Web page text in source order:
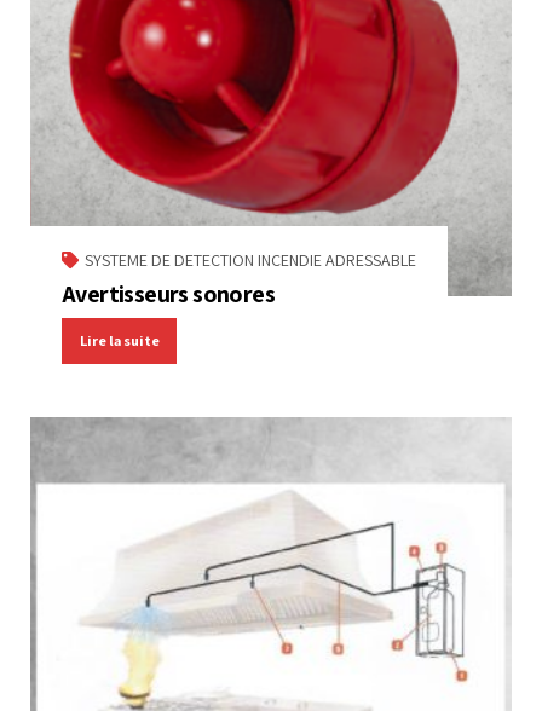
SYSTEME DE DETECTION INCENDIE ADRESSABLE
Avertisseurs sonores
Lire la suite